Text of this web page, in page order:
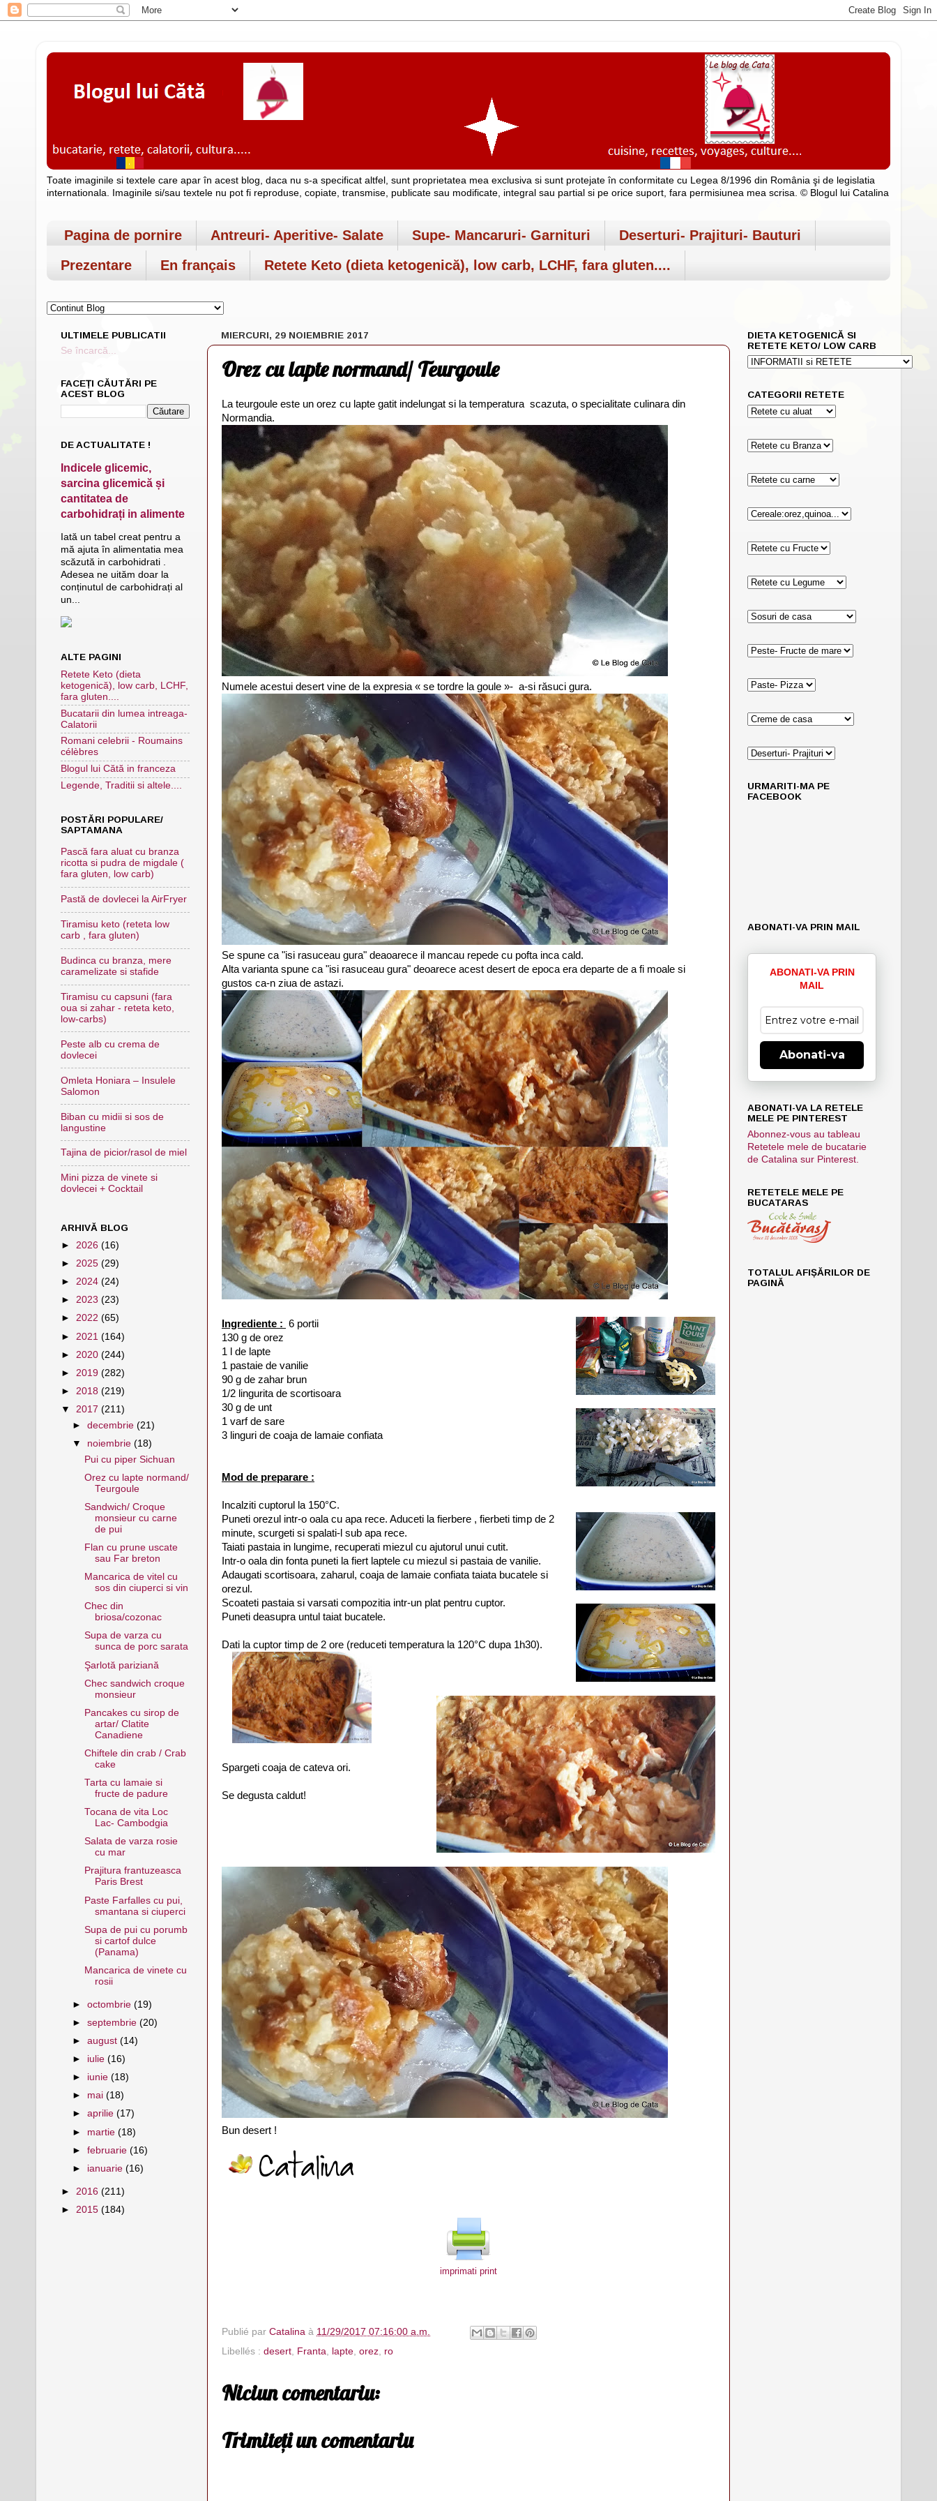
Toate imaginile si textele care apar în acest blog, daca nu s-a specificat altfel, sunt proprietatea mea exclusiva si sunt protejate în conformitate cu Legea 8/1996 din România şi de legislatia
internationala. Imaginile si/sau textele nu pot fi reproduse, copiate, transmise, publicate sau modificate, integral sau partial si pe orice suport, fara permisiunea mea scrisa. © Blogul lui Catalina
Pagina de pornire Antreuri- Aperitive- Salate Supe- Mancaruri- Garnituri
Deserturi- Prajituri- Bauturi
Prezentare
En français Retete Keto (dieta ketogenică), low carb, LCHF, fara gluten....
MIERCURI, 29 NOIEMBRIE 2017
Orez cu lapte normand/ Teurgoule
La teurgoule este un orez cu lapte gatit indelungat si la temperatura scazuta, o specialitate culinara din
Normandia.
Numele acestui desert vine de la expresia « se tordre la goule »- a-si răsuci gura.
Se spune ca "isi rasuceau gura" deaoarece il mancau repede cu pofta inca cald.
Alta varianta spune ca "isi rasuceau gura" deoarece acest desert de epoca era departe de a fi moale si
gustos ca-n ziua de astazi.
Ingrediente : 6 portii
130 g de orez
1 l de lapte
1 pastaie de vanilie
90 g de zahar brun
1/2 lingurita de scortisoara
30 g de unt
1 varf de sare
3 linguri de coaja de lamaie confiata
Mod de preparare :
Incalziti cuptorul la 150°C.
Puneti orezul intr-o oala cu apa rece. Aduceti la fierbere , fierbeti timp de 2
minute, scurgeti si spalati-l sub apa rece.
Taiati pastaia in lungime, recuperati miezul cu ajutorul unui cutit.
Intr-o oala din fonta puneti la fiert laptele cu miezul si pastaia de vanilie.
Adaugati scortisoara, zaharul, coaja de lamaie confiata taiata bucatele si
orezul.
Scoateti pastaia si varsati compozitia intr-un plat pentru cuptor.
Puneti deasupra untul taiat bucatele.
Dati la cuptor timp de 2 ore (reduceti temperatura la 120°C dupa 1h30).
Spargeti coaja de cateva ori.
Se degusta caldut!
Bun desert !
imprimati print
Publié par Catalina à 11/29/2017 07:16:00 a.m.
Libellés : desert Franta lapte orez ro
Niciun comentariu:
Trimiteți un comentariu
ULTIMELE PUBLICATII
Se încarcă...
FACEȚI CĂUTĂRI PE
ACEST BLOG
DE ACTUALITATE !
Indicele glicemic,
sarcina glicemică și
cantitatea de
carbohidrați in alimente
Iată un tabel creat pentru a
mă ajuta în alimentatia mea
scăzută in carbohidrati .
Adesea ne uităm doar la
conținutul de carbohidrați al
un...
ALTE PAGINI
Retete Keto (dieta
ketogenică), low carb, LCHF,
fara gluten....
Bucatarii din lumea intreaga-
Calatorii
Romani celebrii - Roumains
célèbres
Blogul lui Cătă in franceza
Legende, Traditii si altele....
POSTĂRI POPULARE/
SAPTAMANA
Pască fara aluat cu branza
ricotta si pudra de migdale (
fara gluten, low carb)
Pastă de dovlecei la AirFryer
Tiramisu keto (reteta low
carb , fara gluten)
Budinca cu branza, mere
caramelizate si stafide
Tiramisu cu capsuni (fara
oua si zahar - reteta keto,
low-carbs)
Peste alb cu crema de
dovlecei
Omleta Honiara – Insulele
Salomon
Biban cu midii si sos de
langustine
Tajina de picior/rasol de miel
Mini pizza de vinete si
dovlecei + Cocktail
ARHIVĂ BLOG
► 2026 (16)
► 2025 (29)
► 2024 (24)
► 2023 (23)
► 2022 (65)
► 2021 (164)
► 2020 (244)
► 2019 (282)
► 2018 (219)
▼ 2017 (211)
►decembrie(21)
▼ noiembrie(18)
Pui cu piper Sichuan
Orez cu lapte normand/
Teurgoule
Sandwich/ Croque
monsieur cu carne
de pui
Flan cu prune uscate
sau Far breton
Mancarica de vitel cu
sos din ciuperci si vin
Chec din
briosa/cozonac
Supa de varza cu
sunca de porc sarata
Şarlotă pariziană
Chec sandwich croque
monsieur
Pancakes cu sirop de
artar/ Clatite
Canadiene
Chiftele din crab / Crab
cake
Tarta cu lamaie si
fructe de padure
Tocana de vita Loc
Lac- Cambodgia
Salata de varza rosie
cu mar
Prajitura frantuzeasca
Paris Brest
Paste Farfalles cu pui,
smantana si ciuperci
Supa de pui cu porumb
si cartof dulce
(Panama)
Mancarica de vinete cu
rosii
►octombrie(19)
►septembrie(20)
►august(14)
► iulie(16)
► iunie(18)
► mai(18)
►aprilie(17)
► martie(18)
►februarie(16)
► ianuarie(16)
► 2016 (211)
► 2015 (184)
DIETA KETOGENICĂ SI
RETETE KETO/ LOW CARB
CATEGORII RETETE
URMARITI-MA PE
FACEBOOK
ABONATI-VA PRIN MAIL
ABONATI-VA PRIN
MAIL
Abonati-va
ABONATI-VA LA RETELE
MELE PE PINTEREST
Abonnez-vous au tableau
Retetele mele de bucatarie
de Catalina sur Pinterest.
RETETELE MELE PE
BUCATARAS
TOTALUL AFIȘĂRILOR DE
PAGINĂ